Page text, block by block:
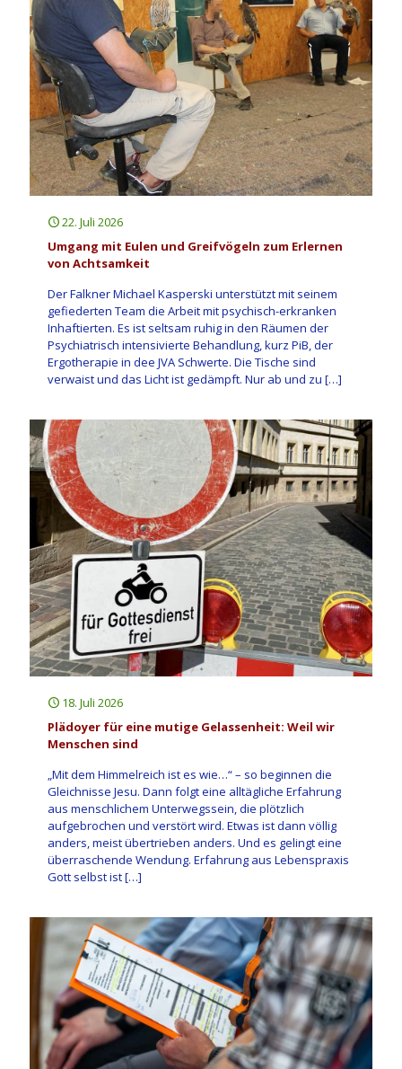
22. Juli 2026
Umgang mit Eulen und Greifvögeln zum Erlernen
von Achtsamkeit
Der Falkner Michael Kasperski unterstützt mit seinem
gefiederten Team die Arbeit mit psychisch-erkranken
Inhaftierten. Es ist seltsam ruhig in den Räumen der
Psychiatrisch intensivierte Behandlung, kurz PiB, der
Ergotherapie in dee JVA Schwerte. Die Tische sind
verwaist und das Licht ist gedämpft. Nur ab und zu […]
18. Juli 2026
Plädoyer für eine mutige Gelassenheit: Weil wir
Menschen sind
„Mit dem Himmelreich ist es wie…“ – so beginnen die
Gleichnisse Jesu. Dann folgt eine alltägliche Erfahrung
aus menschlichem Unterwegssein, die plötzlich
aufgebrochen und verstört wird. Etwas ist dann völlig
anders, meist übertrieben anders. Und es gelingt eine
überraschende Wendung. Erfahrung aus Lebenspraxis
Gott selbst ist[…]